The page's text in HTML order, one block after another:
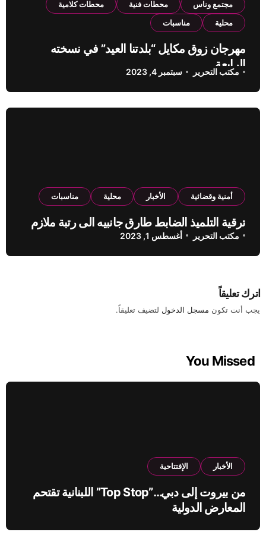
مجتمع وناس
محطات فنية
محطات كلامية
محلية
مناسبات
مهرجان زوق مكايل “بلدتنا العيد” في نسخته
الرابعة
مكتب التحرير سبتمبر 4, 2023
أمنية وقضائية الأخبار محلية مناسبات
ترقية التلميذ الضابط طارق جانبيه الى رتبة ملازم
مكتب التحرير أغسطس 1, 2023
اترك تعليقاً
يجب أنت تكون مسجل الدخول لتضيف تعليقاً.
You Missed
الأخبار الإفتتاحية
من بيروت إلى دبي…”Top Stop” اللبنانية تقتحم
المعارض الدولية